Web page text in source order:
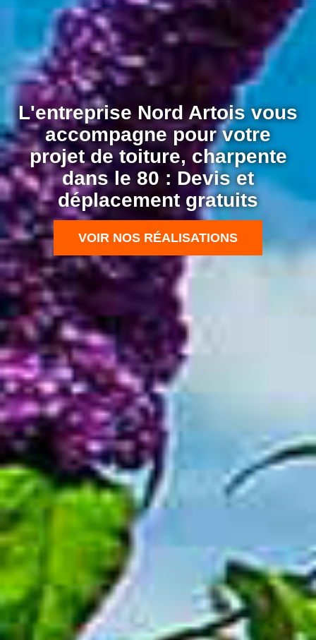
L'entreprise Nord Artois vous
accompagne pour votre
projet de toiture, charpente
dans le 80 : Devis et
déplacement gratuits
VOIR NOS RÉALISATIONS